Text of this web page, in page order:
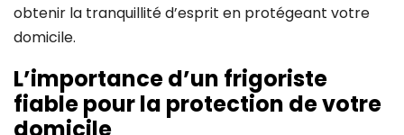
obtenir la tranquillité d’esprit en protégeant votre
domicile.
L’importance d’un frigoriste
fiable pour la protection de votre